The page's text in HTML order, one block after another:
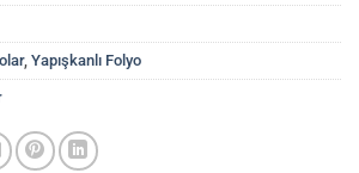
, Yapışkanlı Folyo